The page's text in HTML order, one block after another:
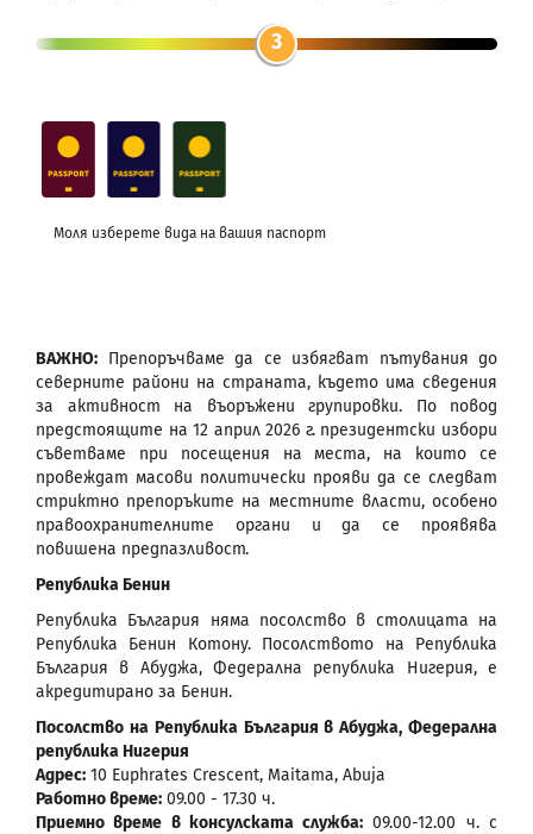
3
Моля изберете вида на вашия паспорт
ВАЖНО: Препоръчваме да се избягват пътувания до
северните райони на страната, където има сведения
за активност на въоръжени групировки. По повод
предстоящите на 12 април 2026 г. президентски избори
съветваме при посещения на места, на които се
провеждат масови политически прояви да се следват
стриктно препоръките на местните власти, особено
правоохранителните органи и да се проявява
повишена предпазливост.
Република Бенин
Република България няма посолство в столицата на
Република Бенин Котону. Посолството на Република
България в Абуджа, Федерална република Нигерия, е
акредитирано за Бенин.
Посолство на Република България в Абуджа, Федерална
република Нигерия
Адрес: 10 Euphrates Crescent, Maitama, Abuja
Работно време: 09.00 - 17.30 ч.
Приемно време в консулската служба: 09.00-12.00 ч. с